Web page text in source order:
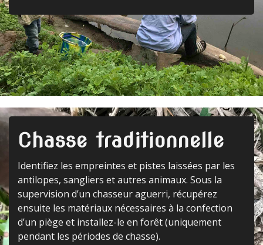
Chasse traditionnelle
Identifiez les empreintes et pistes laissées par les
antilopes, sangliers et autres animaux. Sous la
supervision d’un chasseur aguerri, récupérez
ensuite les matériaux nécessaires à la confection
d’un piège et installez-le en forêt (uniquement
pendant les périodes de chasse).